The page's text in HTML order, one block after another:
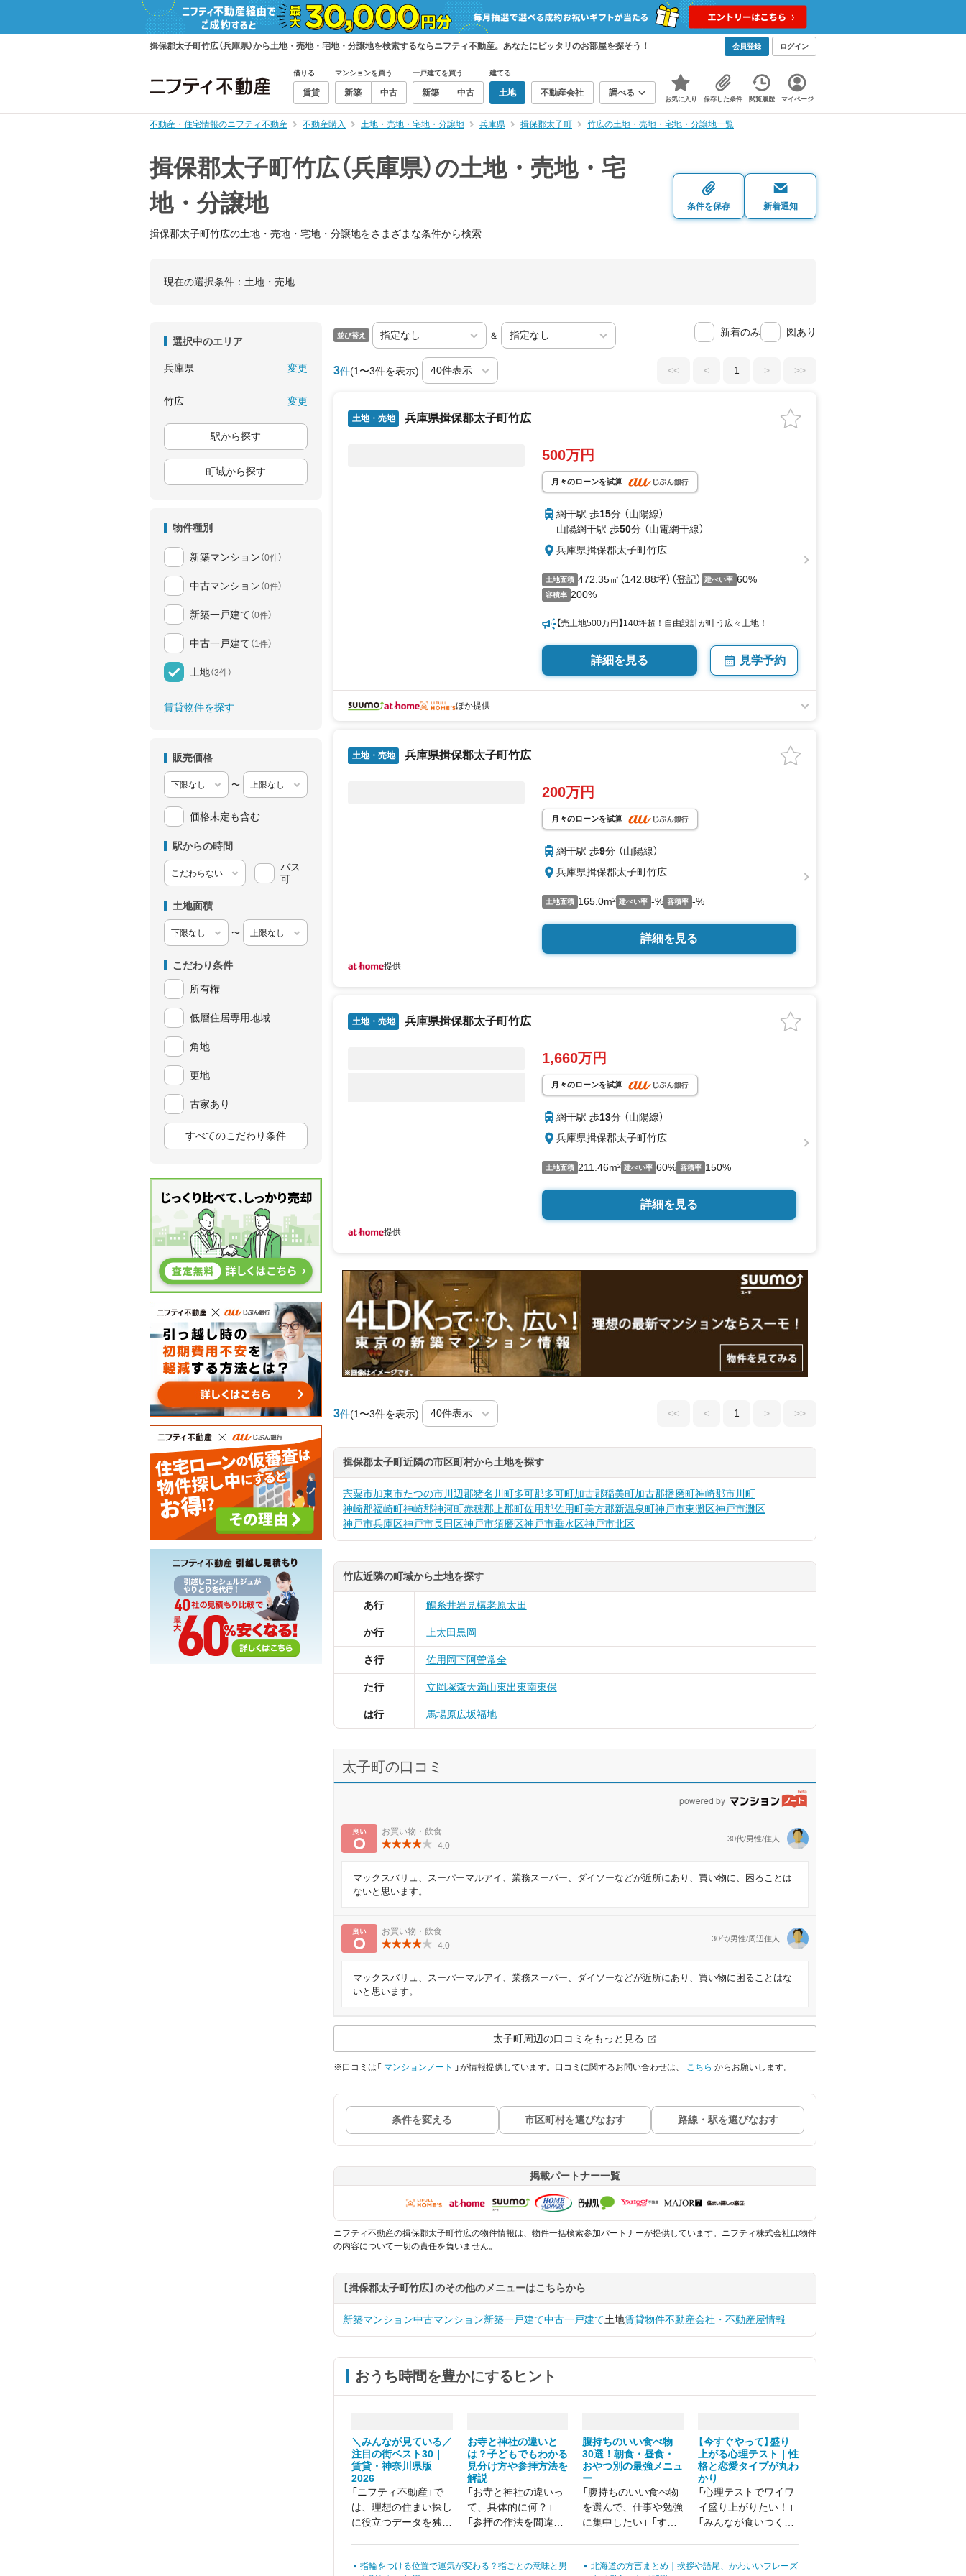
揖保郡太子町竹広（兵庫県）から土地・売地・宅地・分譲地を検索するならニフティ不動産。あなたにピッタリのお部屋を探そう！ 会員登録 ログイン
借りる
賃貸
マンションを買う
新築 中古
一戸建てを買う
新築 中古
建てる
土地 不動産会社 調べる
お気に入り 保存した条件 閲覧履歴 マイページ
不動産・住宅情報のニフティ不動産 不動産購入 土地・売地・宅地・分譲地 兵庫県 揖保郡太子町 竹広の土地・売地・宅地・分譲地一覧
揖保郡太子町竹広（兵庫県）の土地・売地・宅
地・分譲地
揖保郡太子町竹広の土地・売地・宅地・分譲地をさまざまな条件から検索
条件を保存 新着通知
現在の選択条件： 土地・売地
選択中のエリア
兵庫県 変更
竹広 変更
駅から探す
町域から探す
物件種別
新築マンション （0件）
中古マンション （0件）
新築一戸建て （0件）
中古一戸建て （1件）
土地（3件）
賃貸物件を探す
販売価格
〜
価格未定も含む
駅からの時間
バス
可
土地面積
〜
こだわり条件
所有権
低層住居専用地域
角地
更地
古家あり
すべてのこだわり条件
並び替え ＆ 新着のみ 図あり
3件(1〜3件を表示) << < 1 > >>
土地・売地 兵庫県揖保郡太子町竹広
500万円
月々のローンを試算
網干駅 歩15分 （山陽線）
山陽網干駅 歩50分 （山電網干線）
兵庫県揖保郡太子町竹広
土地面積 472.35㎡（142.88坪）（登記） 建ぺい率 60%
容積率 200%
【売土地500万円】140坪超！自由設計が叶う広々土地！
詳細を見る 見学予約
ほか提供
土地・売地 兵庫県揖保郡太子町竹広
200万円
月々のローンを試算
網干駅 歩9分 （山陽線）
兵庫県揖保郡太子町竹広
土地面積 165.0m² 建ぺい率 -% 容積率 -%
詳細を見る
提供
土地・売地 兵庫県揖保郡太子町竹広
1,660万円
月々のローンを試算
網干駅 歩13分 （山陽線）
兵庫県揖保郡太子町竹広
土地面積 211.46m² 建ぺい率 60% 容積率 150%
詳細を見る
提供
3件(1〜3件を表示) << < 1 > >>
揖保郡太子町近隣の市区町村から土地を探す
宍粟市加東市たつの市川辺郡猪名川町多可郡多可町加古郡稲美町加古郡播磨町神崎郡市川町
神崎郡福崎町神崎郡神河町赤穂郡上郡町佐用郡佐用町美方郡新温泉町神戸市東灘区神戸市灘区
神戸市兵庫区神戸市長田区神戸市須磨区神戸市垂水区神戸市北区
竹広近隣の町域から土地を探す
あ行 鵤糸井岩見構老原太田
か行 上太田黒岡
さ行 佐用岡下阿曽常全
た行 立岡塚森天満山東出東南東保
は行 馬場原広坂福地
太子町の口コミ
良い
お買い物・飲食
4.0
30代/男性/住人
マックスバリュ、スーパーマルアイ、業務スーパー、ダイソーなどが近所にあり、買い物に、困ることは
ないと思います。
良い
お買い物・飲食
4.0
30代/男性/周辺住人
マックスバリュ、スーパーマルアイ、業務スーパー、ダイソーなどが近所にあり、買い物に困ることはな
いと思います。
太子町周辺の口コミをもっと見る
※口コミは「 マンションノート 」が情報提供しています。口コミに関するお問い合わせは、 こちら からお願いします。
条件を変える 市区町村を選びなおす 路線・駅を選びなおす
掲載パートナー一覧
ニフティ不動産の揖保郡太子町竹広の物件情報は、物件一括検索参加パートナーが提供しています。ニフティ株式会社は物件
の内容について一切の責任を負いません。
【揖保郡太子町竹広】のその他のメニューはこちらから
新築マンション中古マンション新築一戸建て中古一戸建て土地賃貸物件不動産会社・不動産屋情報
おうち時間を豊かにするヒント
＼みんなが見ている／
注目の街ベスト30｜
賃貸・神奈川県版
2026
「ニフティ不動産」で
は、理想の住まい探し
に役立つデータを独自
で最も検索・閲覧され
お寺と神社の違いと
は？子どもでもわかる
見分け方や参拝方法を
解説
「お寺と神社の違いっ
て、具体的に何？」
「参拝の作法を間違え
腹持ちのいい食べ物
30選！朝食・昼食・
おやつ別の最強メニュ
ー
「腹持ちのいい食べ物
を選んで、仕事や勉強
に集中したい」 「すぐ
る……」
【今すぐやって】盛り
上がる心理テスト｜性
格と恋愛タイプが丸わ
かり
「心理テストでワイワ
イ盛り上がりたい！」
「みんなが食いつく面
指輪をつける位置で運気が変わる？指ごとの意味と男
北海道の方言まとめ｜挨拶や語尾、かわいいフレーズ